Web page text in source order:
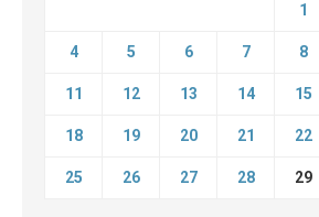
1
4 5 6 7 8
11 12 13 14 15
18 19 20 21 22
25 26 27 28 29